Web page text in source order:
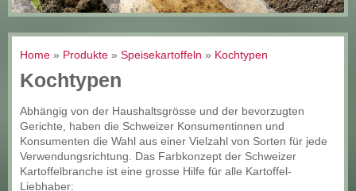
Home » Produkte » Speisekartoffeln » Kochtypen
Kochtypen
Abhängig von der Haushaltsgrösse und der bevorzugten
Gerichte, haben die Schweizer Konsumentinnen und
Konsumenten die Wahl aus einer Vielzahl von Sorten für jede
Verwendungsrichtung. Das Farbkonzept der Schweizer
Kartoffelbranche ist eine grosse Hilfe für alle Kartoffel-
Liebhaber: